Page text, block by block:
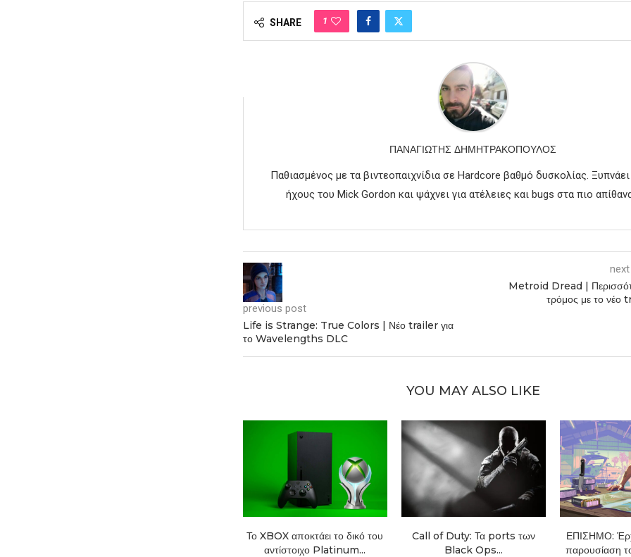
SHARE 1
ΠΑΝΑΓΙΏΤΗΣ ΔΗΜΗΤΡΑΚΌΠΟΥΛΟΣ
Παθιασμένος με τα βιντεοπαιχνίδια σε Hardcore βαθμό δυσκολίας.
ήχους του Mick Gordon και ψάχνει για ατέλειες και bugs στα πιο
previous post
Life is Strange: True Colors | Νέο trailer για
το Wavelengths DLC
Metroid Dread |
τρόμος με το νέο
YOU MAY ALSO LIKE
Το XBOX αποκτάει το δικό του
αντίστοιχο Platinum...
Call of Duty: Τα ports των
Black Ops...
ΕΠΙΣΗΜΟ:
παρουσίαση